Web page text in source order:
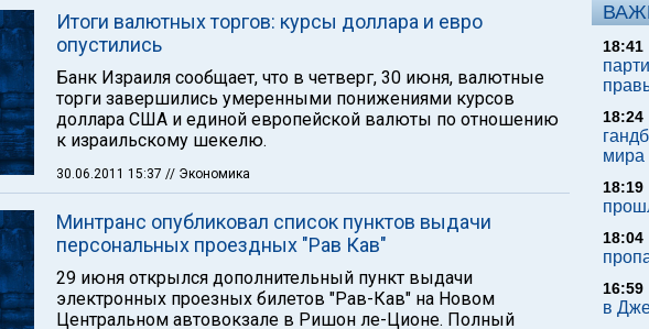
Итоги валютных торгов: курсы доллара и евро
опустились
Банк Израиля сообщает, что в четверг, 30 июня, валютные
торги завершились умеренными понижениями курсов
доллара США и единой европейской валюты по отношению
к израильскому шекелю.
30.06.2011 15:37 // Экономика
Минтранс опубликовал список пунктов выдачи
персональных проездных "Рав Кав"
29 июня открылся дополнительный пункт выдачи
электронных проезных билетов "Рав-Кав" на Новом
Центральном автовокзале в Ришон ле-Ционе. Полный
18:41
18:24
мира
18:19
18:04
16:59
в